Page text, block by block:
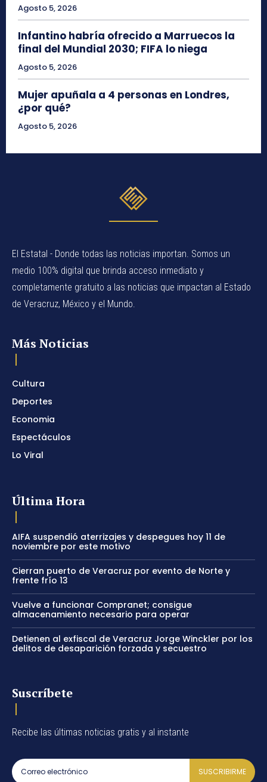
Agosto 5, 2026
Infantino habría ofrecido a Marruecos la
final del Mundial 2030; FIFA lo niega
Agosto 5, 2026
Mujer apuñala a 4 personas en Londres,
¿por qué?
Agosto 5, 2026
El Estatal - Donde todas las noticias importan. Somos un
medio 100% digital que brinda acceso inmediato y
completamente gratuito a las noticias que impactan al Estado
de Veracruz, México y el Mundo.
Más Noticias
Cultura
Deportes
Economia
Espectáculos
Lo Viral
Última Hora
AIFA suspendió aterrizajes y despegues hoy 11 de
noviembre por este motivo
Cierran puerto de Veracruz por evento de Norte y
frente frío 13
Vuelve a funcionar Compranet; consigue
almacenamiento necesario para operar
Detienen al exfiscal de Veracruz Jorge Winckler por los
delitos de desaparición forzada y secuestro
Suscríbete
Recibe las últimas noticias gratis y al instante
SUSCRIBIRME